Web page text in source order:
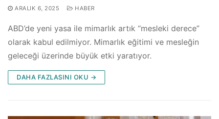
ARALIK 6, 2025 HABER
ABD’de yeni yasa ile mimarlık artık “mesleki derece”
olarak kabul edilmiyor. Mimarlık eğitimi ve mesleğin
geleceği üzerinde büyük etki yaratıyor.
DAHA FAZLASINI OKU →